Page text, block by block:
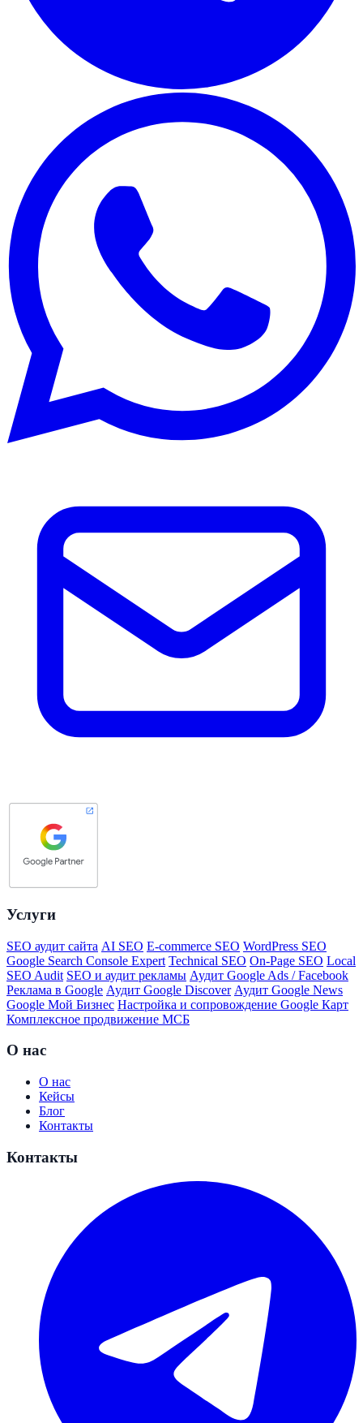
Услуги
SEO аудит сайта AI SEO E-commerce SEO WordPress SEO
Google Search Console Expert Technical SEO On-Page SEO Local
SEO Audit SEO и аудит рекламы Аудит Google Ads / Facebook
Реклама в Google Аудит Google Discover Аудит Google News
Google Мой Бизнес Настройка и сопровождение Google Карт
Комплексное продвижение МСБ
О нас
О нас
Кейсы
Блог
Контакты
Контакты